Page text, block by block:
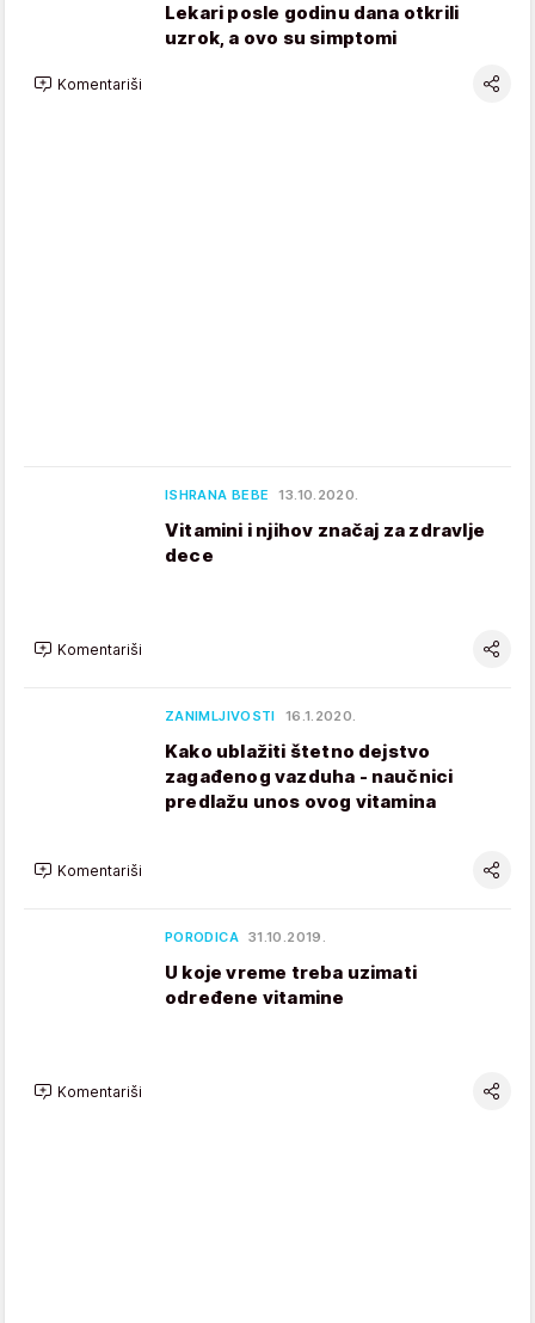
Lekari posle godinu dana otkrili
uzrok, a ovo su simptomi
Komentariši
ISHRANA BEBE 13.10.2020.
Vitamini i njihov značaj za zdravlje
dece
Komentariši
ZANIMLJIVOSTI 16.1.2020.
Kako ublažiti štetno dejstvo
zagađenog vazduha - naučnici
predlažu unos ovog vitamina
Komentariši
PORODICA 31.10.2019.
U koje vreme treba uzimati
određene vitamine
Komentariši